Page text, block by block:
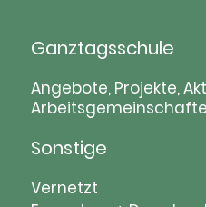
Ganztagsschule
Navigation
überspringen
Angebote, Projekte,
Sonstige
Navigation
Vernetzt